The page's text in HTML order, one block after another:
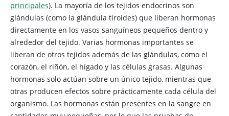
principales). La mayoría de los tejidos endocrinos son
glándulas (como la glándula tiroides) que liberan hormonas
directamente en los vasos sanguíneos pequeños dentro y
alrededor del tejido. Varias hormonas importantes se
liberan de otros tejidos además de las glándulas, como el
corazón, el riñón, el hígado y las células grasas. Algunas
hormonas solo actúan sobre un único tejido, mientras que
otras producen efectos sobre prácticamente cada célula del
organismo. Las hormonas están presentes en la sangre en